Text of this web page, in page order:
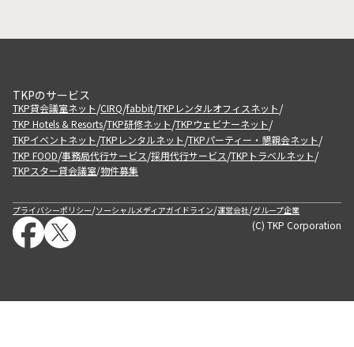
TKPのサービス
TKP貸会議室ネット/CIRQ/fabbit/TKPレンタルオフィスネット/
TKP Hotels & Resorts/TKP研修ネット/TKPウェビナーネット/
TKPイベントネット/TKPレンタルネット/TKPパーティー・懇親会ネット/
TKP FOOD/事務局代行サービス/採用代行サービス/TKPトラベルネット/
TKPスター貸会議室/物件募集
プライバシーポリシー/ソーシャルメディアガイドライン/運営会社/グループ企業
(C) TKP Corporation